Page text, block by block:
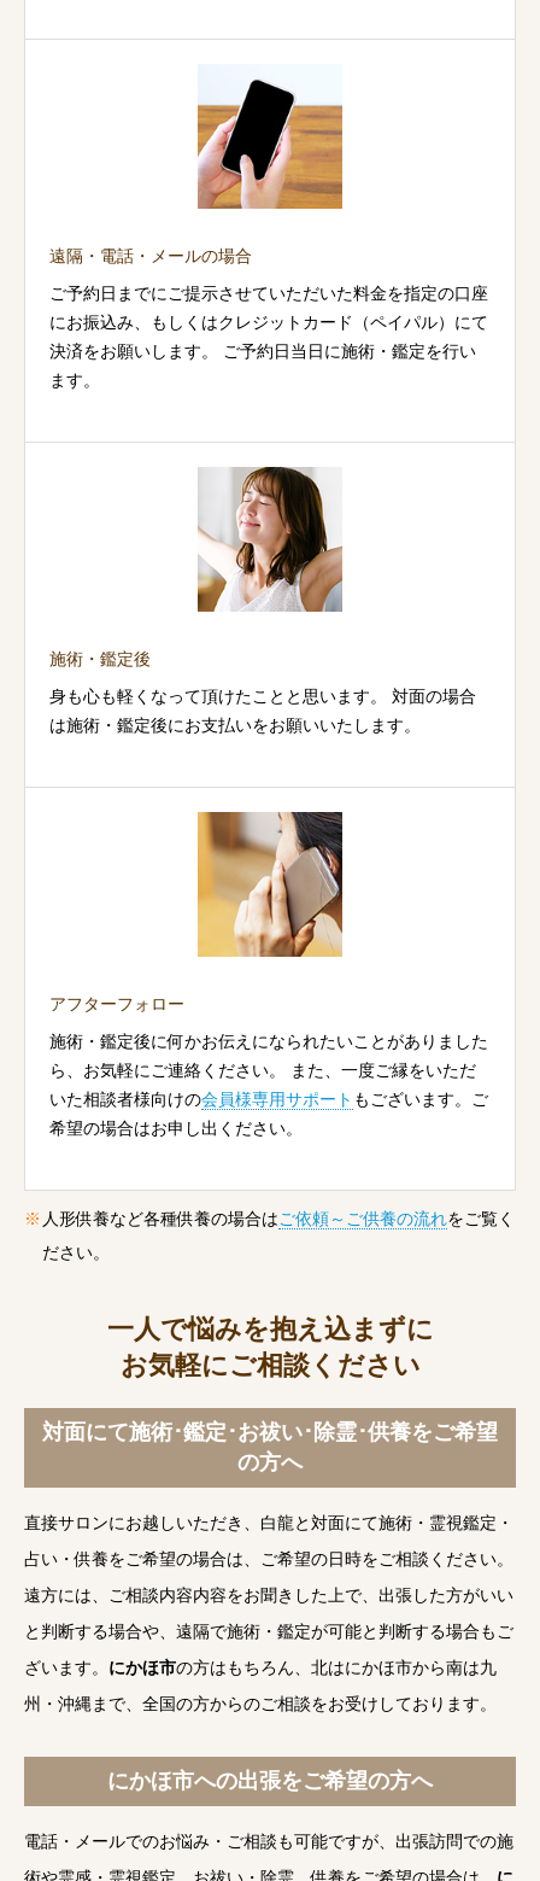
遠隔・電話・メールの場合
ご予約日までにご提示させていただいた料金を指定の口座
にお振込み、もしくはクレジットカード（ペイパル）にて
決済をお願いします。 ご予約日当日に施術・鑑定を行い
ます。
施術・鑑定後
身も心も軽くなって頂けたことと思います。 対面の場合
は施術・鑑定後にお支払いをお願いいたします。
アフターフォロー
施術・鑑定後に何かお伝えになられたいことがありました
ら、お気軽にご連絡ください。 また、一度ご縁をいただ
いた相談者様向けの会員様専用サポート もございます。ご
希望の場合はお申し出ください。
人形供養など各種供養の場合は ご依頼～ご供養の流れをご覧く
ださい。
一人で悩みを抱え込まずに
お気軽にご相談ください
対面にて施術･鑑定･お祓い･除霊･供養をご希望
の方へ
直接サロンにお越しいただき、白龍と対面にて施術・霊視鑑定・
占い・供養をご希望の場合は、ご希望の日時をご相談ください。
遠方には、ご相談内容内容をお聞きした上で、出張した方がいい
と判断する場合や、遠隔で施術・鑑定が可能と判断する場合もご
ざいます。 にかほ市の方はもちろん、北はにかほ市から南は九
州・沖縄まで、全国の方からのご相談をお受けしております。
にかほ市への出張をご希望の方へ
電話・メールでのお悩み・ご相談も可能ですが、出張訪問での施